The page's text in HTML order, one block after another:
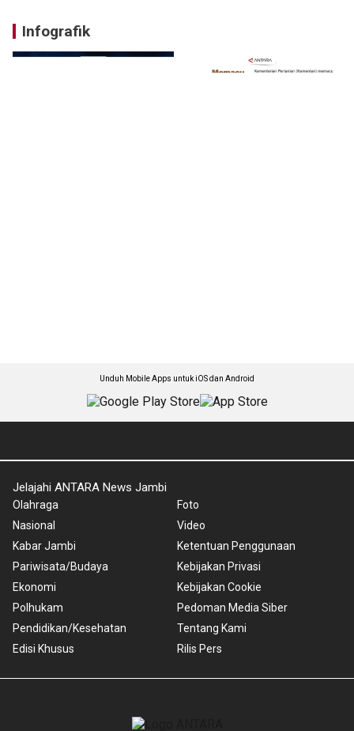
Infografik
Unduh Mobile Apps untuk iOS dan Android
Jelajahi ANTARA News Jambi
Olahraga
Nasional
Kabar Jambi
Pariwisata/Budaya
Ekonomi
Polhukam
Pendidikan/Kesehatan
Edisi Khusus
Foto
Video
Ketentuan Penggunaan
Kebijakan Privasi
Kebijakan Cookie
Pedoman Media Siber
Tentang Kami
Rilis Pers